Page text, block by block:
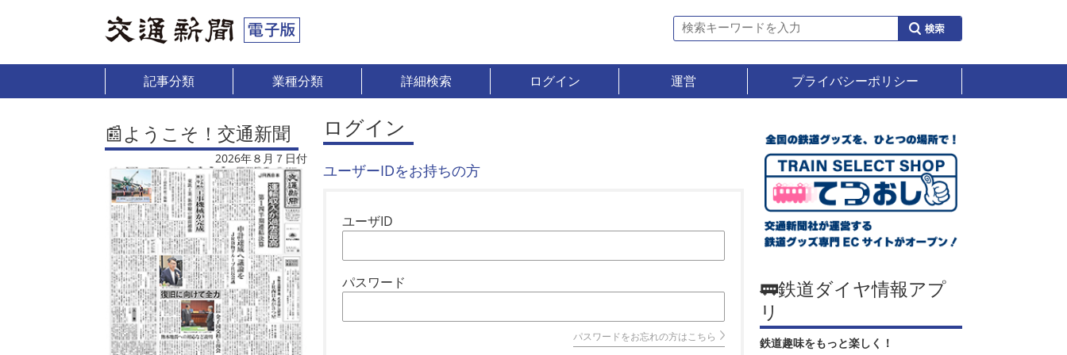
記事分類 業種分類 詳細検索 ログイン 運営 プライバシーポリシー
📰ようこそ！交通新聞
2026年８月７日付
ログイン
ユーザーIDをお持ちの方
ユーザID
パスワード
パスワードをお忘れの方はこちら
🚃鉄道ダイヤ情報アプ
リ
鉄道趣味をもっと楽しく！